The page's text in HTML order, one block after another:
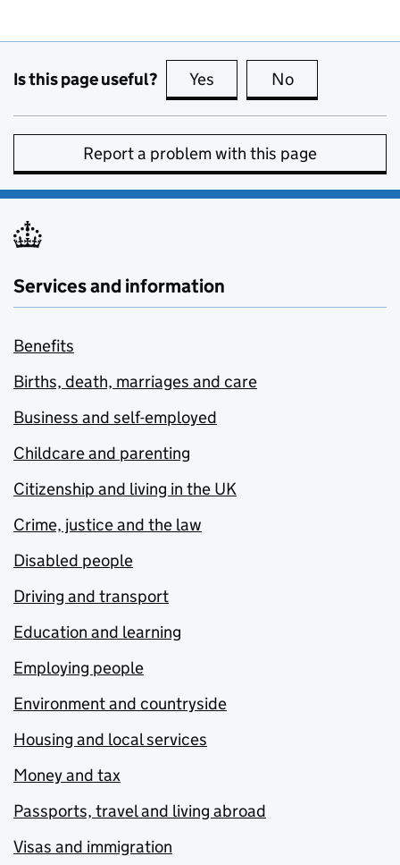
Is this page useful? Yes this page is useful
No
Report a problem with this page
Services and information
Benefits
Births, death, marriages and care
Business and self-employed
Childcare and parenting
Citizenship and living in the UK
Crime, justice and the law
Disabled people
Driving and transport
Education and learning
Employing people
Environment and countryside
Housing and local services
Money and tax
Passports, travel and living abroad
Visas and immigration